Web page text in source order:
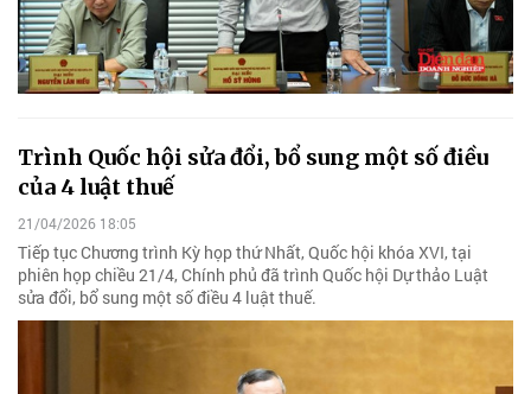
Trình Quốc hội sửa đổi, bổ sung một số điều
của 4 luật thuế
21/04/2026 18:05
Tiếp tục Chương trình Kỳ họp thứ Nhất, Quốc hội khóa XVI, tại
phiên họp chiều 21/4, Chính phủ đã trình Quốc hội Dự thảo Luật
sửa đổi, bổ sung một số điều 4 luật thuế.